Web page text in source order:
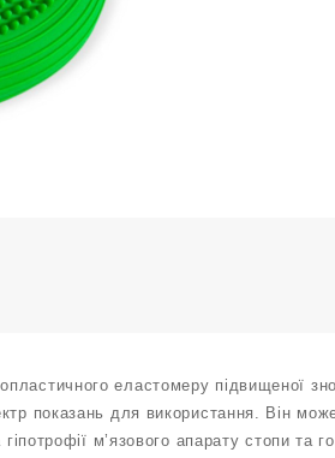
еластомеру підвищеної
показань для використання. Він
гіпотрофії м’язового апарату стопи